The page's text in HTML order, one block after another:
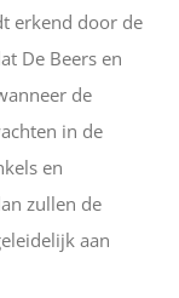
erkend door de
De Beers en
de
in de
en
zullen de
aan